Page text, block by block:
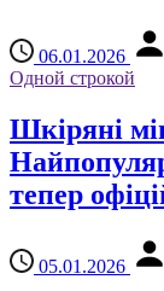
06.01.2026
Одной строкой
Шкіряні
тепер
05.01.2026